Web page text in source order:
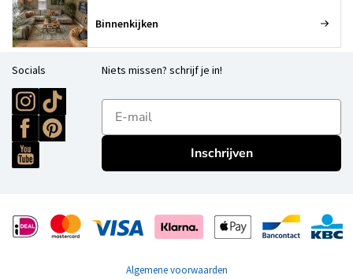
Binnenkijken
Socials Niets missen? schrijf je in!
E-mailadres
Inschrijven
Algemene voorwaarden